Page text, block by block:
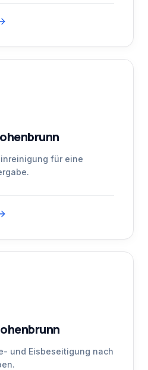
für eine
und Eisbeseitigung nach